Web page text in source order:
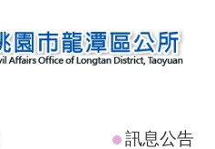
訊息公告